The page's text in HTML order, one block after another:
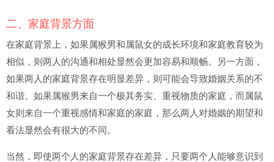
二、家庭背景方面
在家庭背景上，如果属猴男和属鼠女的成长环境和家庭教育较为
相似，则两人的沟通和相处显然会更加容易和顺畅。另一方面，
如果两人的家庭背景存在明显差异，则可能会导致婚姻关系的不
和谐。如果属猴男来自一个极其务实、重视物质的家庭，而属鼠
女则来自一个重视感情和家庭的家庭，那么两人对婚姻的期望和
看法显然会有很大的不同。
当然，即使两个人的家庭背景存在差异，只要两个人能够意识到